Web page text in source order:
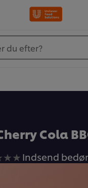
du efter?
Cola
Ingen
Indsend